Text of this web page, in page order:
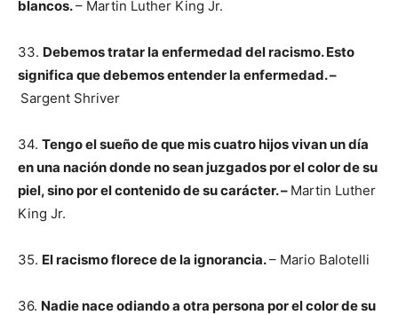
blancos.– Martin Luther King Jr.
33. Debemos tratar la enfermedad del racismo. Esto
significa que debemos entender la enfermedad. –
Sargent Shriver
34. Tengo el sueño de que mis cuatro hijos vivan un día
en una nación donde no sean juzgados por el color de su
piel, sino por el contenido de su carácter. – Martin Luther
King Jr.
35. El racismo florece de la ignorancia.– Mario Balotelli
36. Nadie nace odiando a otra persona por el color de su